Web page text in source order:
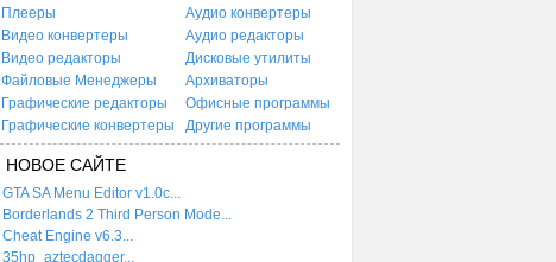
Плееры
Аудио конвертеры
Видео конвертеры
Аудио редакторы
Видео редакторы
Дисковые утилиты
Файловые Менеджеры
Архиваторы
Графические редакторы
Офисные программы
Графические конвертеры
Другие программы
НОВОЕ САЙТЕ
GTA SA Menu Editor v1.0c...
Borderlands 2 Third Person Mode...
Cheat Engine v6.3...
35hp_aztecdagger...